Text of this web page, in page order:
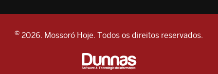
© 2026. Mossoró Hoje. Todos os direitos reservados.